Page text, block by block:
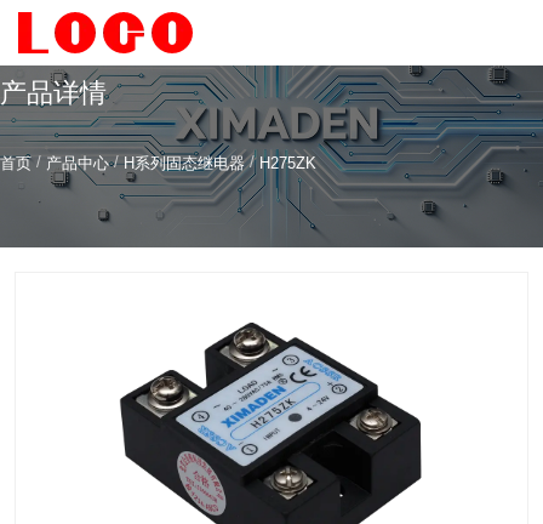
希曼顿科技专注研发与制造
全系列工业级交流固态继电器（SSR）、一体化电力调整
器
4006-186-396
产品详情
首页 / 产品中心 /H系列固态继电器 / H275ZK